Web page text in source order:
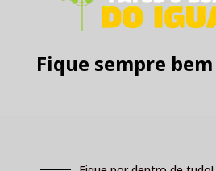
Fique sempre